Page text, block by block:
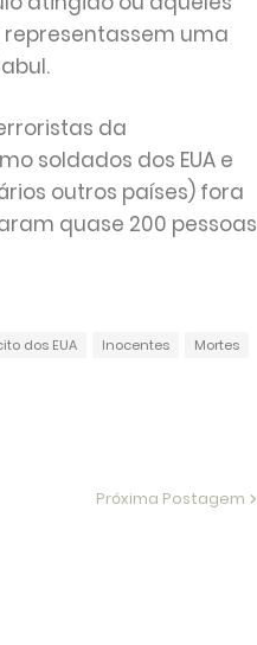
uma
da
soldados dos EUA e
outros países) fora
quase 200 pessoas
dos EUA Inocentes
Mortes
Próxima Postagem